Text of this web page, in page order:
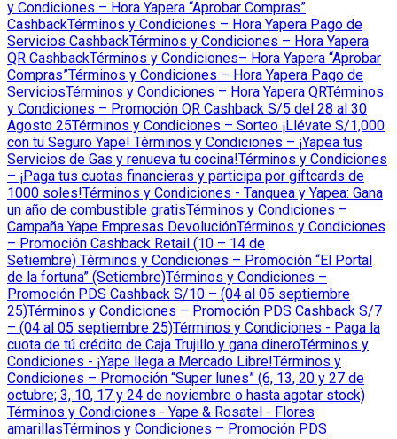
y Condiciones – Hora Yapera “Aprobar Compras”
CashbackTérminos y Condiciones – Hora Yapera Pago de
Servicios CashbackTérminos y Condiciones – Hora Yapera
QR CashbackTérminos y Condiciones– Hora Yapera “Aprobar
Compras”Términos y Condiciones – Hora Yapera Pago de
ServiciosTérminos y Condiciones – Hora Yapera QRTérminos
y Condiciones – Promoción QR Cashback S/5 del 28 al 30
Agosto 25Términos y Condiciones – Sorteo ¡Llévate S/1,000
con tu Seguro Yape! Términos y Condiciones – ¡Yapea tus
Servicios de Gas y renueva tu cocina!Términos y Condiciones
– ¡Paga tus cuotas financieras y participa por giftcards de
1000 soles!Términos y Condiciones - Tanquea y Yapea: Gana
un año de combustible gratisTérminos y Condiciones –
Campaña Yape Empresas DevoluciónTérminos y Condiciones
– Promoción Cashback Retail (10 – 14 de
Setiembre) Términos y Condiciones – Promoción “El Portal
de la fortuna” (Setiembre)Términos y Condiciones –
Promoción PDS Cashback S/10 – (04 al 05 septiembre
25)Términos y Condiciones – Promoción PDS Cashback S/7
– (04 al 05 septiembre 25)Términos y Condiciones - Paga la
cuota de tú crédito de Caja Trujillo y gana dineroTérminos y
Condiciones - ¡Yape llega a Mercado Libre!Términos y
Condiciones – Promoción “Super lunes” (6, 13, 20 y 27 de
octubre; 3, 10, 17 y 24 de noviembre o hasta agotar stock)
Términos y Condiciones - Yape & Rosatel - Flores
amarillasTérminos y Condiciones – Promoción PDS